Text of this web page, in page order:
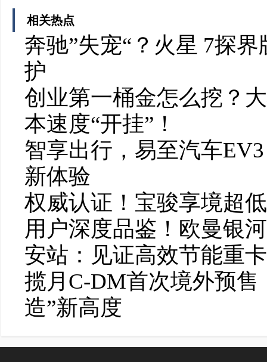
相关热点
奔驰”失宠“？火星 7探
护
创业第一桶金怎么挖？
本速度“开挂”！
智享出行，易至汽车
新体验
权威认证！宝骏享境超
用户深度品鉴！欧曼银
安站：见证高效节能重
揽月C-DM首次境外预
造”新高度